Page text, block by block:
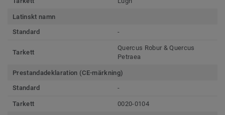
Latinskt namn
Standard
-
Tarkett
Quercus Robur & Quercus
Petraea
Prestandadeklaration (CE-märkning)
Standard
-
Tarkett 0020-0104